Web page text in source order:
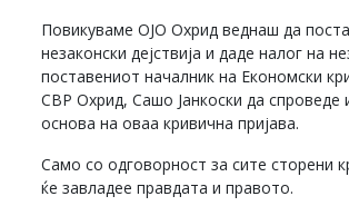
Повикуваме ОЈО Охрид веднаш да
незаконски дејствија и даде налог на
поставениот началник на Економски
СВР Охрид, Сашо Јанкоски да спроведе
основа на оваа кривична пријава.
Само со одговорност за сите сторени
ќе завладее правдата и правото.